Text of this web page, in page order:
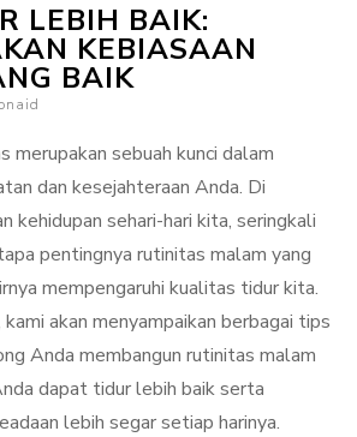
LEBIH BAIK:
KEBIASAAN
BAIK
merupakan sebuah kunci dalam
dan kesejahteraan Anda. Di
kehidupan sehari-hari kita, seringkali
pentingnya rutinitas malam yang
mempengaruhi kualitas tidur kita.
akan menyampaikan berbagai tips
Anda membangun rutinitas malam
dapat tidur lebih baik serta
lebih segar setiap harinya.